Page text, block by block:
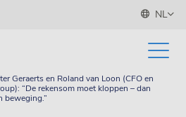
NL
Geraerts en Roland van Loon (CFO en
“De rekensom moet kloppen – dan
beweging.”